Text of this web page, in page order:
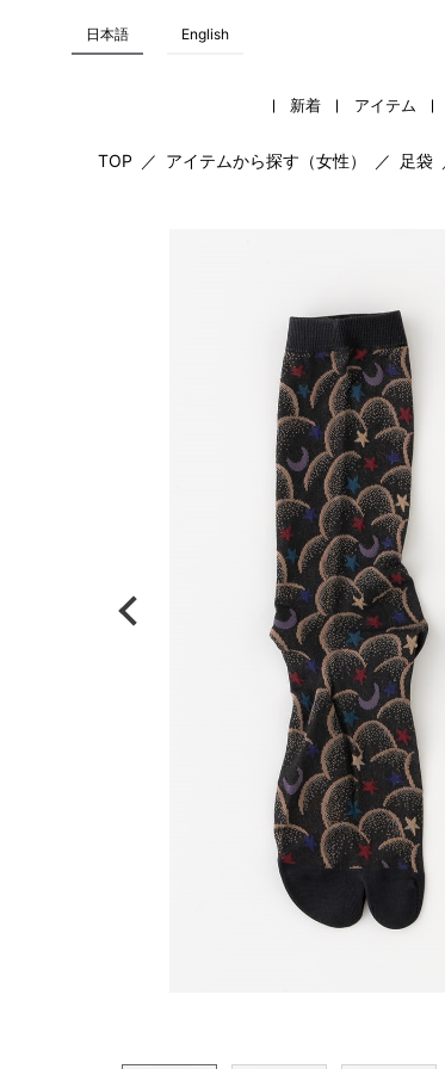
日本語 English
新着 アイテム
TOP ／ アイテムから探す（女性） ／ 足袋